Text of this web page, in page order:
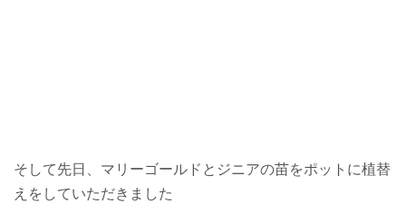
そして先日、マリーゴールドとジニアの苗をポットに植替
えをしていただきました